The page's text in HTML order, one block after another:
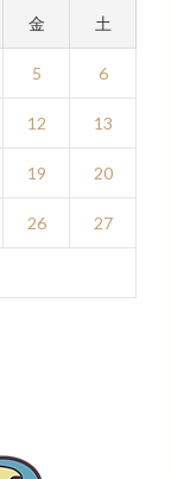
金 土
5 6
12 13
19 20
26 27